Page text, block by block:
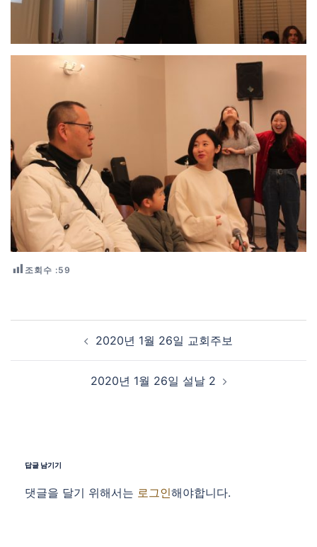
조회수 :59
Post navigation
2020년 1월 26일 교회주보
2020년 1월 26일 설날 2
답글 남기기
댓글을 달기 위해서는 로그인해야합니다.